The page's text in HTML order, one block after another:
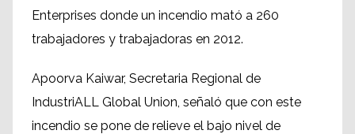
Enterprises donde un incendio mató a 260
trabajadores y trabajadoras en 2012.
Apoorva Kaiwar, Secretaria Regional de
IndustriALL Global Union, señaló que con este
incendio se pone de relieve el bajo nivel de